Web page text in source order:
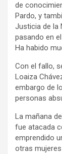
de
Pardo, y
Justicia de la
pasando en
Ha habido
Con el fallo,
Loaiza
embargo de
personas
La mañana
fue atacada
emprendido
otras